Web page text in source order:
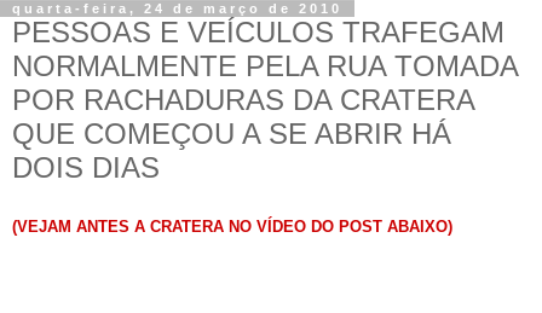
quarta-feira, 24 de março de 2010
PESSOAS E VEÍCULOS TRAFEGAM
NORMALMENTE PELA RUA TOMADA
POR RACHADURAS DA CRATERA
QUE COMEÇOU A SE ABRIR HÁ
DOIS DIAS
(VEJAM ANTES A CRATERA NO VÍDEO DO POST ABAIXO)